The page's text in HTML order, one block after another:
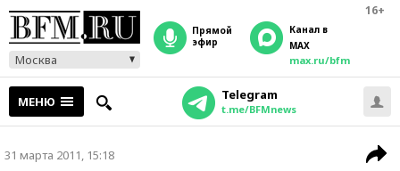
16+
Москва
прямой
эфир
Канал в
MAX
max.ru/bfm
МЕНЮ Telegram
t.me/BFMnews
31 марта 2011, 15:18